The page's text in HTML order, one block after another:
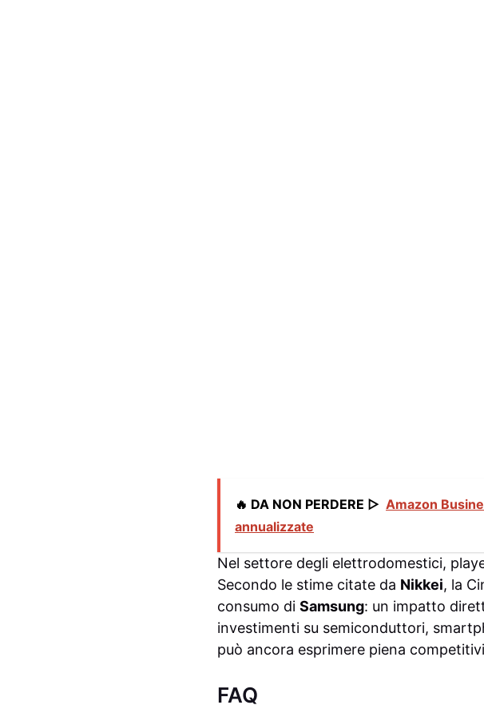
🔥 DA NON PERDERE ▷ Amazon
annualizzate
Nel settore degli elettrodomestici,
Secondo le stime citate da Nikkei, la
consumo di Samsung: un impatto
investimenti su semiconduttori,
può ancora esprimere piena
FAQ